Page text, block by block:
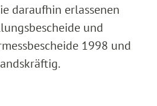
daraufhin erlassenen
und
1998 und